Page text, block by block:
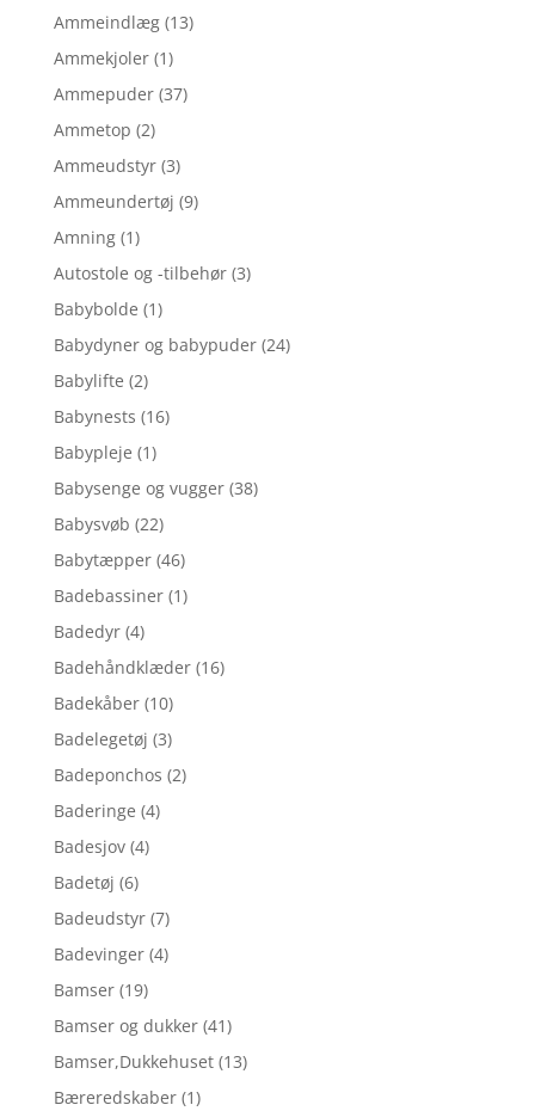
Ammeindlæg (13)
Ammekjoler (1)
Ammepuder (37)
Ammetop (2)
Ammeudstyr (3)
Ammeundertøj (9)
Amning (1)
Autostole og -tilbehør (3)
Babybolde (1)
Babydyner og babypuder (24)
Babylifte (2)
Babynests (16)
Babypleje (1)
Babysenge og vugger (38)
Babysvøb (22)
Babytæpper (46)
Badebassiner (1)
Badedyr (4)
Badehåndklæder (16)
Badekåber (10)
Badelegetøj (3)
Badeponchos (2)
Baderinge (4)
Badesjov (4)
Badetøj (6)
Badeudstyr (7)
Badevinger (4)
Bamser (19)
Bamser og dukker (41)
Bamser,Dukkehuset (13)
Bæreredskaber (1)